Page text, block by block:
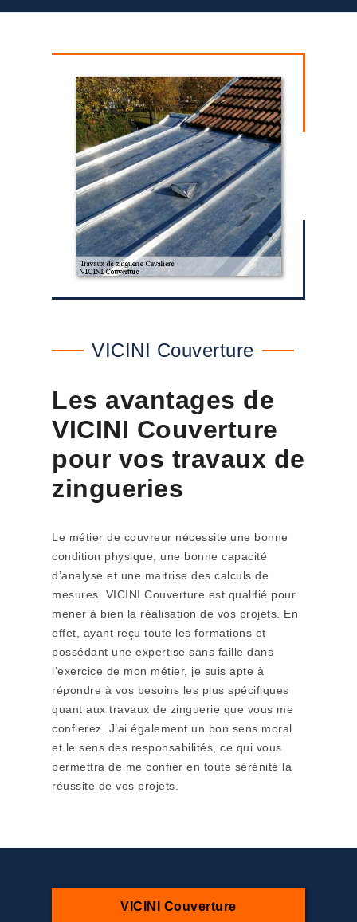
VICINI Couverture
Les avantages de
VICINI Couverture
pour vos travaux de
zingueries
Le métier de couvreur nécessite une bonne
condition physique, une bonne capacité
d’analyse et une maitrise des calculs de
mesures. VICINI Couverture est qualifié pour
mener à bien la réalisation de vos projets. En
effet, ayant reçu toute les formations et
possédant une expertise sans faille dans
l’exercice de mon métier, je suis apte à
répondre à vos besoins les plus spécifiques
quant aux travaux de zinguerie que vous me
confierez. J’ai également un bon sens moral
et le sens des responsabilités, ce qui vous
permettra de me confier en toute sérénité la
réussite de vos projets.
VICINI Couverture